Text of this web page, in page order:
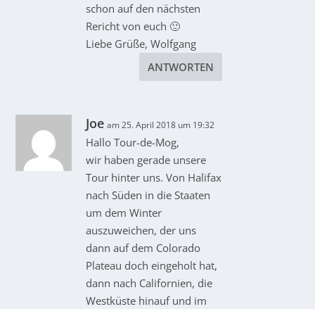
schon auf den nächsten
Rericht von euch 🙂
Liebe Grüße, Wolfgang
ANTWORTEN
Joe am 25. April 2018 um 19:32
Hallo Tour-de-Mog,
wir haben gerade unsere
Tour hinter uns. Von Halifax
nach Süden in die Staaten
um dem Winter
auszuweichen, der uns
dann auf dem Colorado
Plateau doch eingeholt hat,
dann nach Californien, die
Westküste hinauf und im